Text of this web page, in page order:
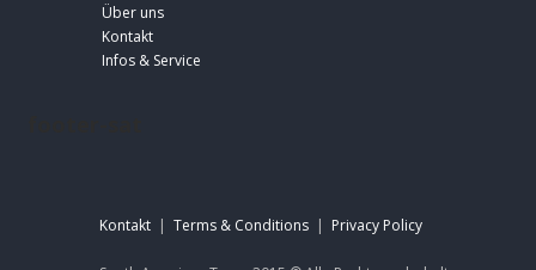
Über uns
Kontakt
Infos & Service
Kontakt | Terms & Conditions | Privacy Policy